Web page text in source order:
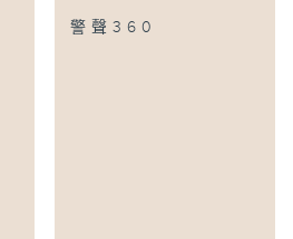
警聲360